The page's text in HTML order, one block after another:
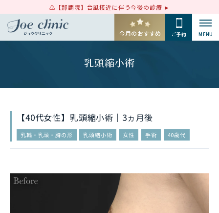
【那覇院】台風接近に伴う今後の診療
今月のおすすめ ご予約 MENU
乳頭縮小術
【40代女性】乳頭縮小術｜3ヵ月後
乳輪・乳頭・胸の形 乳頭縮小術 女性 手術 40歳代